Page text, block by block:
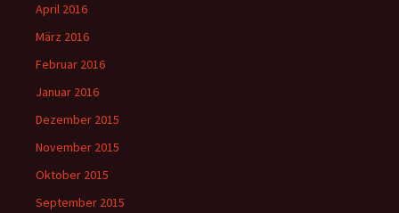
April 2016
März 2016
Februar 2016
Januar 2016
Dezember 2015
November 2015
Oktober 2015
September 2015